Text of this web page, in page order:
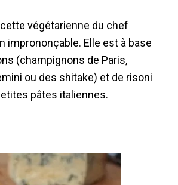
végétarienne du chef
imprononçable. Elle est à base
(champignons de Paris,
ou des shitake) et de risoni
pâtes italiennes.